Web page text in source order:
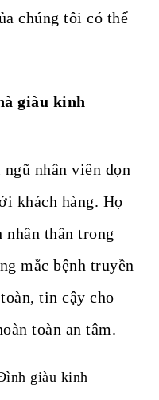
chúng tôi có thể
giàu kinh
nhân viên dọn
khách hàng. Họ
thân trong
mắc bệnh truyền
tin cậy cho
toàn an tâm.